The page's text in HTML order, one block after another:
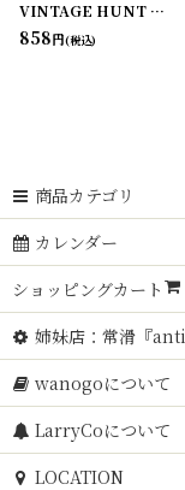
VINTAGE HUNT CLIP No.2 ブルドッククリップ
858円(税込)
商品カテゴリ
カレンダー
ショッピングカート
姉妹店：常滑『
wanogoについて
LarryCoについて
LOCATION